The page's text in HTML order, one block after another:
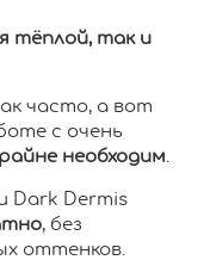
тёплой, так и
часто, а вот
с очень
необходим
Dark Dermis
, без
оттенков.